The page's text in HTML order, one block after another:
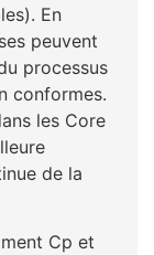
En
peuvent
processus
conformes.
les Core
de la
Cp et